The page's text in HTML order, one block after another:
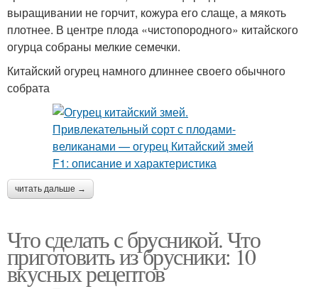
выращивании не горчит, кожура его слаще, а мякоть
плотнее. В центре плода «чистопородного» китайского
огурца собраны мелкие семечки.
Китайский огурец намного длиннее своего обычного
собрата
читать дальше →
Что сделать с брусникой. Что
приготовить из брусники: 10
вкусных рецептов